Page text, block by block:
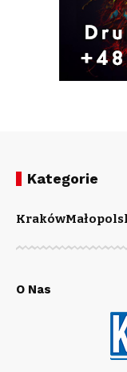
Kategorie
Kraków
O Nas